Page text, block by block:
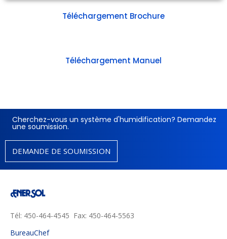
Téléchargement Brochure
Téléchargement Manuel
Cherchez-vous un système d'humidification? Demandez
une soumission.
DEMANDE DE SOUMISSION
Tél: 450-464-4545 Fax: 450-464-5563
BureauChef